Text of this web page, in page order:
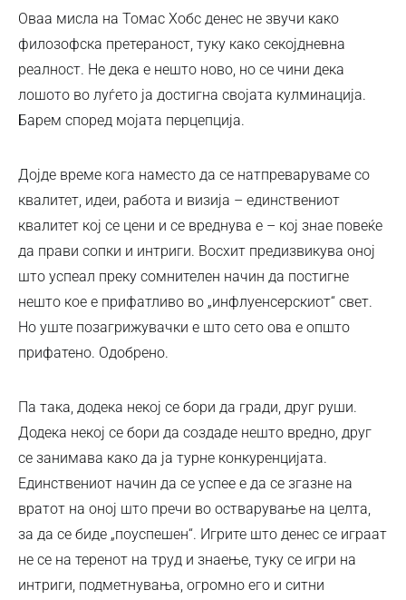
Оваа мисла на Томас Хобс денес не звучи како
филозофска претераност, туку како секојдневна
реалност. Не дека е нешто ново, но се чини дека
лошото во луѓето ја достигнa својата кулминација.
Барем според мојата перцепција.
Дојде време кога наместо да се натпреваруваме со
квалитет, идеи, работа и визија – единствениот
квалитет кој се цени и се вреднува е – кој знае повеќе
да прави сопки и интриги. Восхит предизвикува оној
што успеал преку сомнителен начин да постигне
нешто кое е прифатливо во „инфлуенсерскиот“ свет.
Но уште позагрижувачки е што сето ова е општо
прифатено. Одобрено.
Па така, додека некој се бори да гради, друг руши.
Додека некој се бори да создаде нешто вредно, друг
се занимава како да ја турне конкуренцијата.
Единствениот начин да се успее е да се згазне на
вратот на оној што пречи во остварување на целта,
за да се биде „поуспешен“. Игрите што денес се играат
не се на теренот на труд и знаење, туку се игри на
интриги, подметнувања, огромно его и ситни